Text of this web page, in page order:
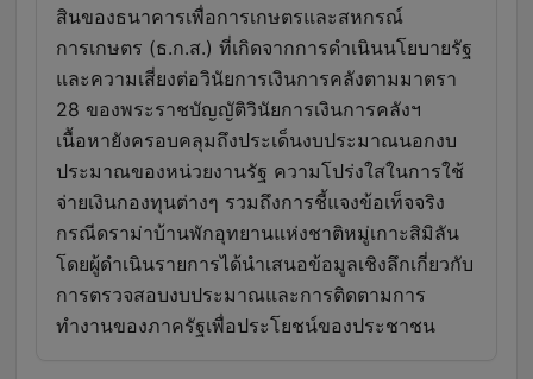
สินของธนาคารเพื่อการเกษตรและสหกรณ์
การเกษตร (ธ.ก.ส.) ที่เกิดจากการดำเนินนโยบายรัฐ
และความเสี่ยงต่อวินัยการเงินการคลังตามมาตรา
28 ของพระราชบัญญัติวินัยการเงินการคลังฯ
เนื้อหายังครอบคลุมถึงประเด็นงบประมาณนอกงบ
ประมาณของหน่วยงานรัฐ ความโปร่งใสในการใช้
จ่ายเงินกองทุนต่างๆ รวมถึงการชี้แจงข้อเท็จจริง
กรณีดราม่าบ้านพักอุทยานแห่งชาติหมู่เกาะสิมิลัน
โดยผู้ดำเนินรายการได้นำเสนอข้อมูลเชิงลึกเกี่ยวกับ
การตรวจสอบงบประมาณและการติดตามการ
ทำงานของภาครัฐเพื่อประโยชน์ของประชาชน